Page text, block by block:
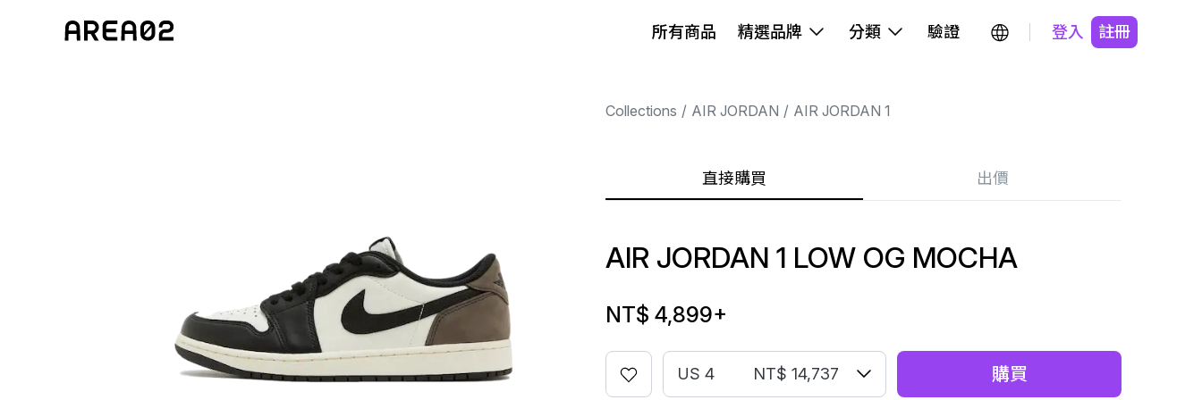
所有商品 精選品牌 分類 驗證 登入 註冊
Collections AIR JORDAN AIR JORDAN 1
直接購買 出價
AIR JORDAN 1 LOW OG MOCHA
NT$ 4,899+
US 4 NT$ 14,737 購買